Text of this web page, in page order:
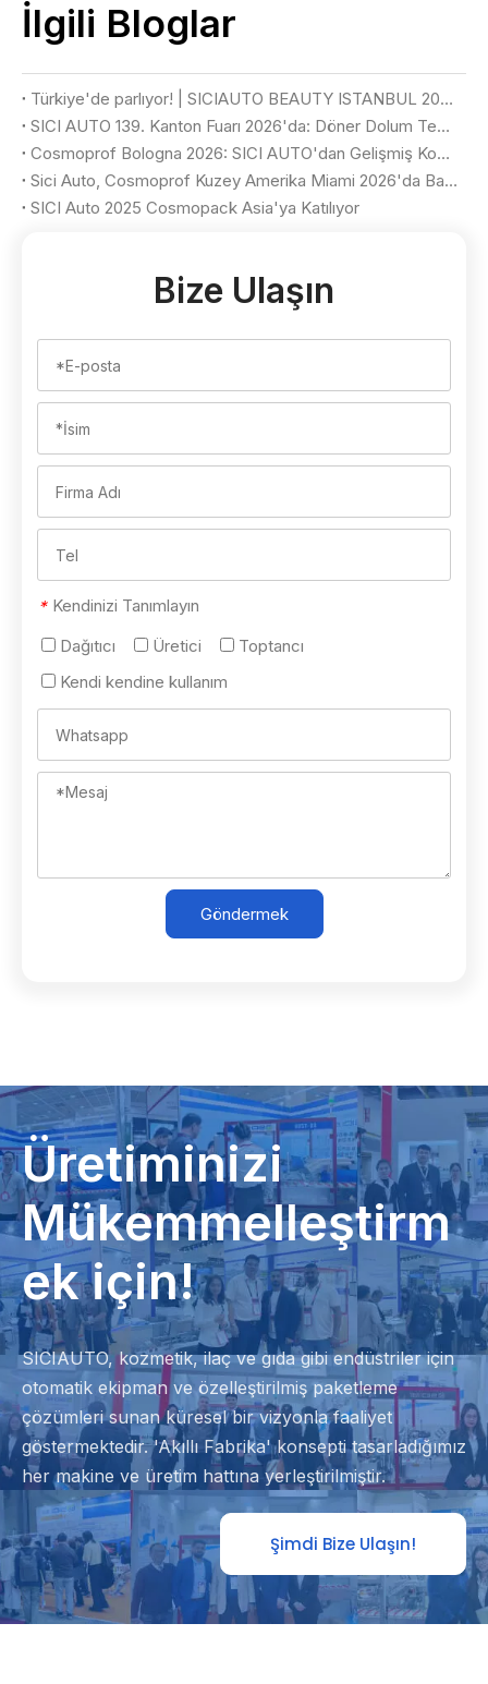
İlgili Bloglar
Türkiye'de parlıyor! | SICIAUTO BEAUTY ISTANBUL 2026'da Görkemli Bir Görünüm Sağlıyor
SICI AUTO 139. Kanton Fuarı 2026'da: Döner Dolum Teknolojisinin Başarılı Bir Gösterimi
Cosmoprof Bologna 2026: SICI AUTO'dan Gelişmiş Kozmetik Dolum ve Paketleme Çözümleri
Sici Auto, Cosmoprof Kuzey Amerika Miami 2026'da Başarılı Bir Vitrini Kutluyor
SICI Auto 2025 Cosmopack Asia'ya Katılıyor
Bize Ulaşın
* Kendinizi Tanımlayın
Dağıtıcı
Üretici
Toptancı
Kendi kendine kullanım
Göndermek
Üretiminizi
Mükemmelleştirm
ek için!
SICIAUTO, kozmetik, ilaç ve gıda gibi endüstriler için
otomatik ekipman ve özelleştirilmiş paketleme
çözümleri sunan küresel bir vizyonla faaliyet
göstermektedir. 'Akıllı Fabrika' konsepti tasarladığımız
her makine ve üretim hattına yerleştirilmiştir.
Şimdi Bize Ulaşın!